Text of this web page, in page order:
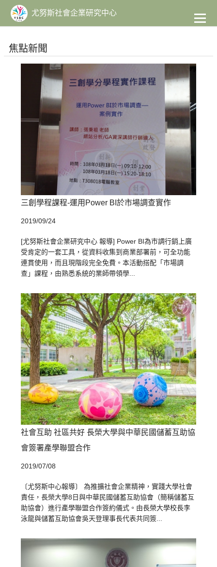
主
要
容
尤努斯社會企業研究中心
焦點新聞
三創學程課程-運用Power BI於市場調查實作
2019/09/24
[尤努斯社會企業研究中心 報導] Power BI為市調行銷上廣
受肯定的一套工具，從資料收集到商業部署前，可全功能
連貫使用，而且現階段完全免費。本活動搭配「市場調
查」課程，由熟悉系統的業師帶領學...
社會互助 社區共好 長榮大學與中華民國儲蓄互助協
會簽署產學聯盟合作
2019/07/08
〔尤努斯中心報導〕 為推擴社會企業精神，實踐大學社會
責任，長榮大學8日與中華民國儲蓄互助協會（簡稱儲蓄互
助協會）進行產學聯盟合作簽約儀式。由長榮大學校長李
泳龍與儲蓄互助協會吳天登理事長代表共同簽...